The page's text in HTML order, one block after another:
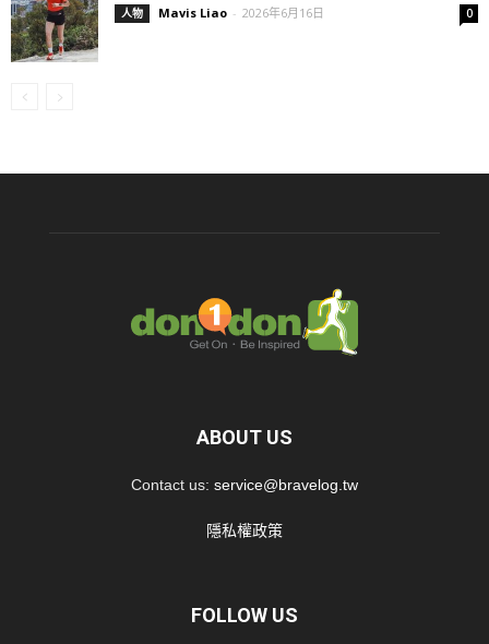
人物 Mavis Liao - 2026年6月16日 0
ABOUT US
Contact us: service@bravelog.tw
隱私權政策
FOLLOW US